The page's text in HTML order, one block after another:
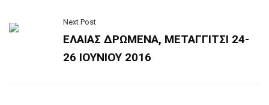
Next Post
ΕΛΑΙΑΣ ΔΡΩΜΕΝΑ, ΜΕΤΑΓΓΙΤΣΙ 24-
26 ΙΟΥΝΙΟΥ 2016